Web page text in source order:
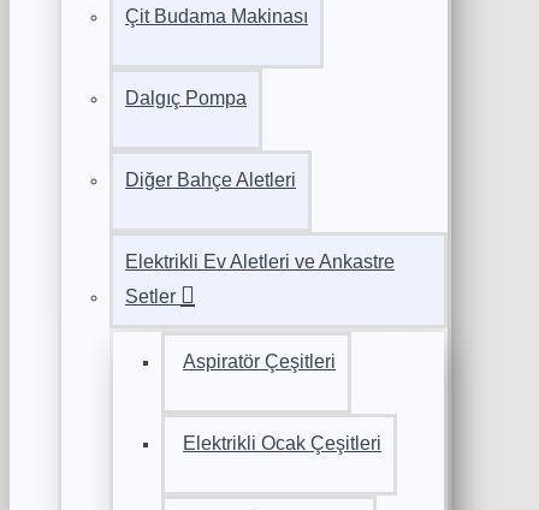
Çit Budama Makinası
Dalgıç Pompa
Diğer Bahçe Aletleri
Elektrikli Ev Aletleri ve Ankastre
Setler
Aspiratör Çeşitleri
Elektrikli Ocak Çeşitleri